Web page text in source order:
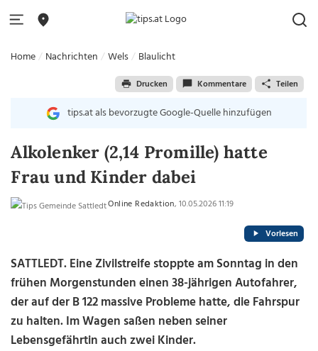
Home Nachrichten Wels Blaulicht
Drucken Kommentare Teilen
tips.at als bevorzugte Google-Quelle hinzufügen
Alkolenker (2,14 Promille) hatte
Frau und Kinder dabei
Online Redaktion, 10.05.2026 11:19
Vorlesen
SATTLEDT. Eine Zivilstreife stoppte am Sonntag in den
frühen Morgenstunden einen 38-jährigen Autofahrer,
der auf der B 122 massive Probleme hatte, die Fahrspur
zu halten. Im Wagen saßen neben seiner
Lebensgefährtin auch zwei Kinder.